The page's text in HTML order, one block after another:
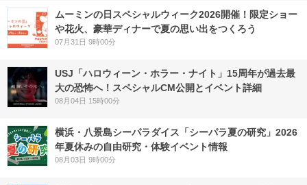
ムーミンの日スペシャルウィーク2026開催！限定ショー
や花火、豪華ディナーで夏の思い出をつくろう
07月31日 9時00分
USJ「ハロウィーン・ホラー・ナイト」15周年が過去最
大の恐怖へ！スペシャルCM公開とイベント詳細
08月04日 15時00分
横浜・八景島シーパラダイス「シーパラ夏の研究」2026
年夏休みの自由研究・体験イベント情報
08月03日 9時00分